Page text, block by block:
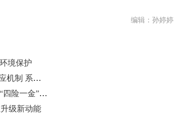
编辑：孙婷婷
境保护
中国科学家揭示深海热液动物“以毒攻毒”适应机制 系国际首次
青岛崂山：全省首批试点上线企业简易注销“四险一金”联检服务
级新动能